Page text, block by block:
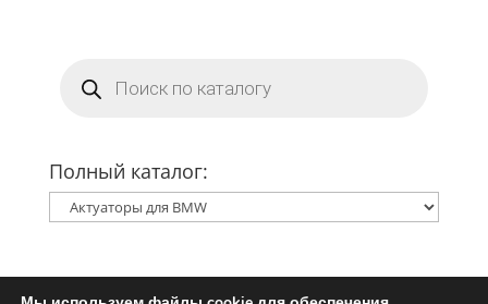
товаров
Полный каталог: